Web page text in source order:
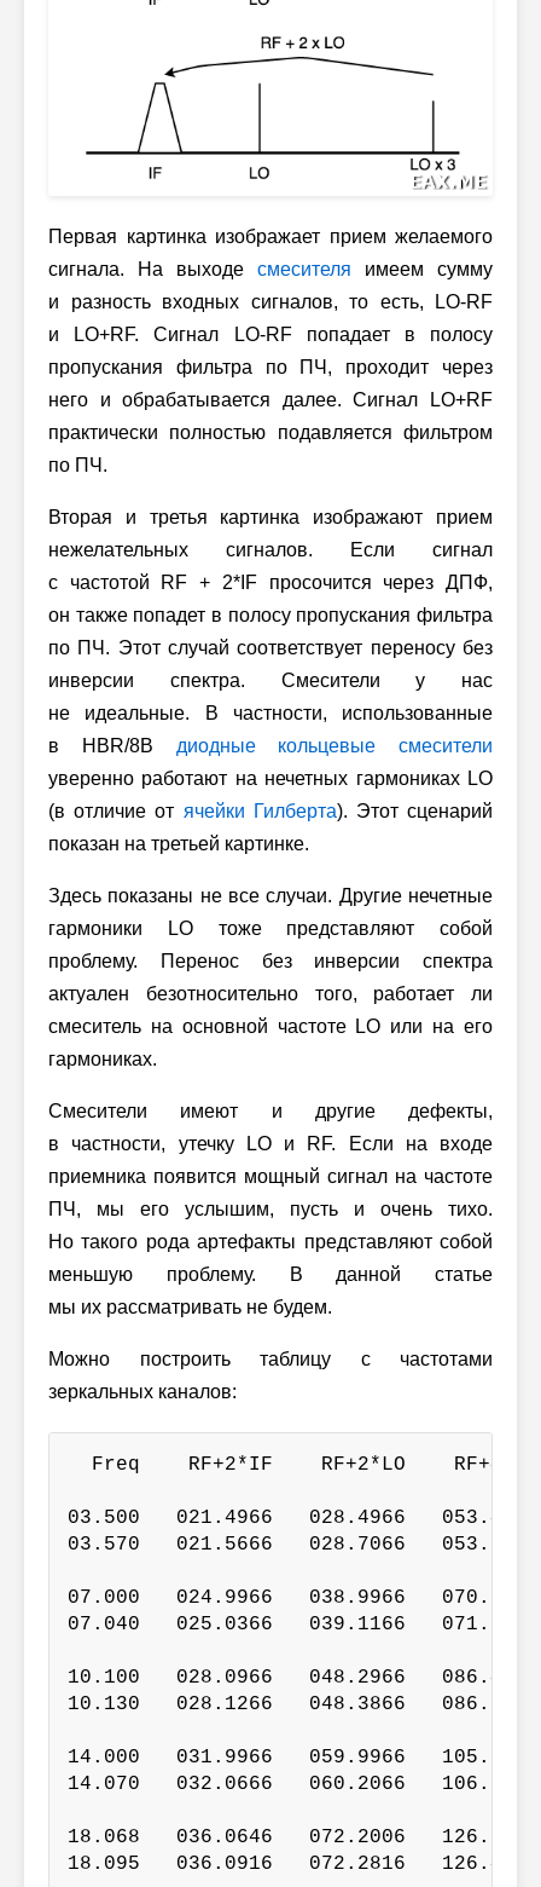
Первая картинка изображает прием желаемого
сигнала. На выходе смесителя имеем сумму
и разность входных сигналов, то есть, LO-RF
и LO+RF. Сигнал LO-RF попадает в полосу
пропускания фильтра по ПЧ, проходит через
него и обрабатывается далее. Сигнал LO+RF
практически полностью подавляется фильтром
по ПЧ.
Вторая и третья картинка изображают прием
нежелательных сигналов. Если сигнал
с частотой RF + 2*IF просочится через ДПФ,
он также попадет в полосу пропускания фильтра
по ПЧ. Этот случай соответствует переносу без
инверсии спектра. Смесители у нас
не идеальные. В частности, использованные
в HBR/8B диодные кольцевые смесители
уверенно работают на нечетных гармониках LO
(в отличие от ячейки Гилберта). Этот сценарий
показан на третьей картинке.
Здесь показаны не все случаи. Другие нечетные
гармоники LO тоже представляют собой
проблему. Перенос без инверсии спектра
актуален безотносительно того, работает ли
смеситель на основной частоте LO или на его
гармониках.
Смесители имеют и другие дефекты,
в частности, утечку LO и RF. Если на входе
приемника появится мощный сигнал на частоте
ПЧ, мы его услышим, пусть и очень тихо.
Но такого рода артефакты представляют собой
меньшую проблему. В данной статье
мы их рассматривать не будем.
Можно построить таблицу с частотами
зеркальных каналов:
Freq    RF+2*IF    RF+2*LO
03.500   021.4966   028.4966
03.570   021.5666   028.7066
07.000   024.9966   038.9966
07.040   025.0366   039.1166
10.100   028.0966   048.2966
10.130   028.1266   048.3866
14.000   031.9966   059.9966
14.070   032.0666   060.2066
18.068   036.0646   072.2006
18.095   036.0916   072.2816